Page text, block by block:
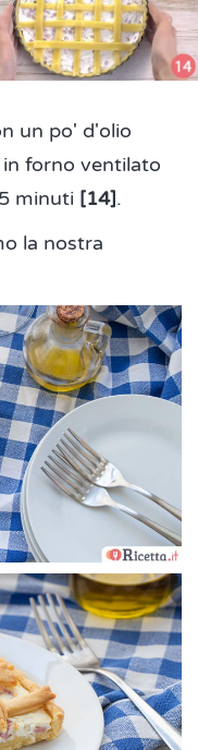
un po' d'olio
forno ventilato
minuti [14].
la nostra